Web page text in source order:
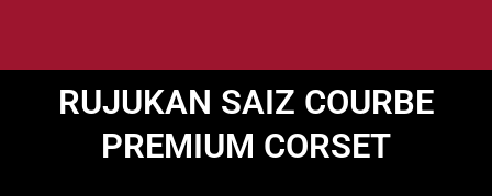
RUJUKAN SAIZ COURBE
PREMIUM CORSET